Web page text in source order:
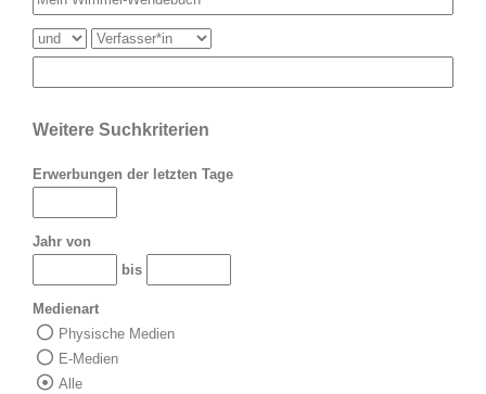
Weitere Suchkriterien
Erwerbungen der letzten Tage
Jahr von
bis
Medienart
Physische Medien
E-Medien
Alle